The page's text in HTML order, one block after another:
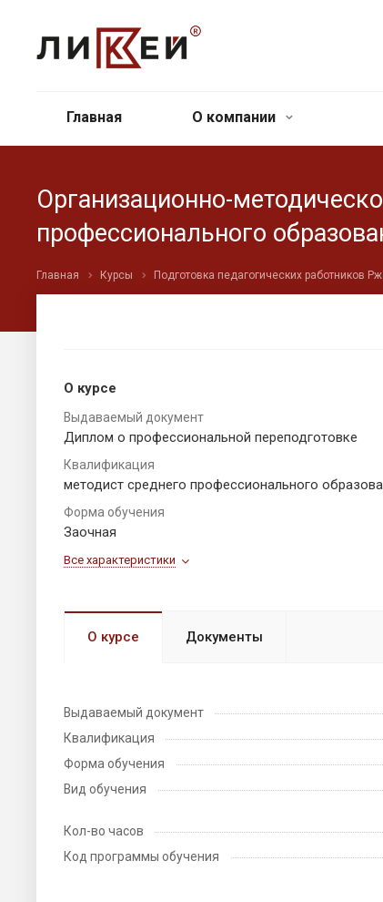
Главная О компании
Организационно-
профессионального
Главная Курсы Подготовка педагогических работников
О курсе
Выдаваемый документ
Диплом о профессиональной переподготовке
Квалификация
методист среднего профессионального
Форма обучения
Заочная
Все характеристики
О курсе Документы
Выдаваемый документ
Квалификация
Форма обучения
Вид обучения
Кол-во часов
Код программы обучения